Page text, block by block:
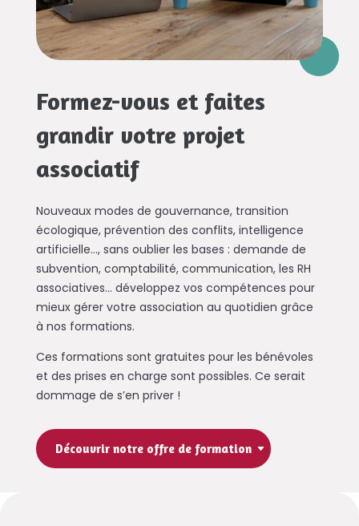
Formez-vous et faites
grandir votre projet
associatif
Nouveaux modes de gouvernance, transition
écologique, prévention des conflits, intelligence
artificielle..., sans oublier les bases : demande de
subvention, comptabilité, communication, les RH
associatives… développez vos compétences pour
mieux gérer votre association au quotidien grâce
à nos formations.
Ces formations sont gratuites pour les bénévoles
et des prises en charge sont possibles. Ce serait
dommage de s’en priver !
Découvrir notre offre de formation